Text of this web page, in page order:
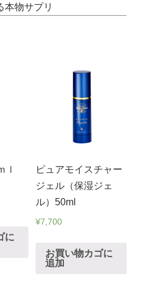
本物サプリ
ｌ
に
ピュアモイスチャー
ジェル（保湿ジェ
ル）50ml
¥7,700
お買い物カゴに
追加